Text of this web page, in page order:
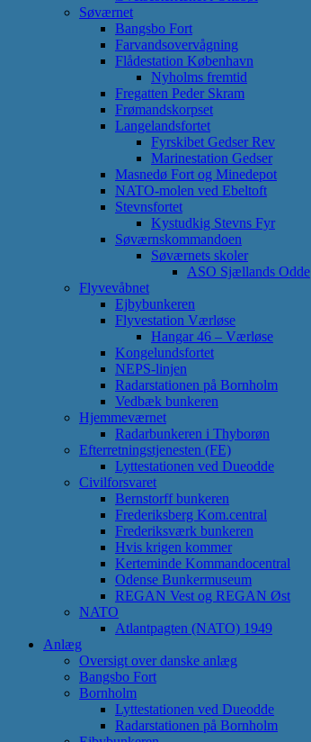
Søværnet
Bangsbo Fort
Farvandsovervågning
Flådestation København
Nyholms fremtid
Fregatten Peder Skram
Frømandskorpset
Langelandsfortet
Fyrskibet Gedser Rev
Marinestation Gedser
Masnedø Fort og Minedepot
NATO-molen ved Ebeltoft
Stevnsfortet
Kystudkig Stevns Fyr
Søværnskommandoen
Søværnets skoler
ASO Sjællands Odde
Flyvevåbnet
Ejbybunkeren
Flyvestation Værløse
Hangar 46 – Værløse
Kongelundsfortet
NEPS-linjen
Radarstationen på Bornholm
Vedbæk bunkeren
Hjemmeværnet
Radarbunkeren i Thyborøn
Efterretningstjenesten (FE)
Lyttestationen ved Dueodde
Civilforsvaret
Bernstorff bunkeren
Frederiksberg Kom.central
Frederiksværk bunkeren
Hvis krigen kommer
Kerteminde Kommandocentral
Odense Bunkermuseum
REGAN Vest og REGAN Øst
NATO
Atlantpagten (NATO) 1949
Anlæg
Oversigt over danske anlæg
Bangsbo Fort
Bornholm
Lyttestationen ved Dueodde
Radarstationen på Bornholm